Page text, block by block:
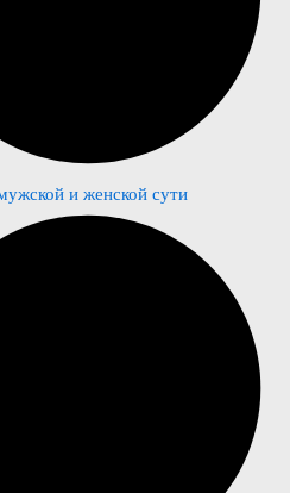
и женской сути